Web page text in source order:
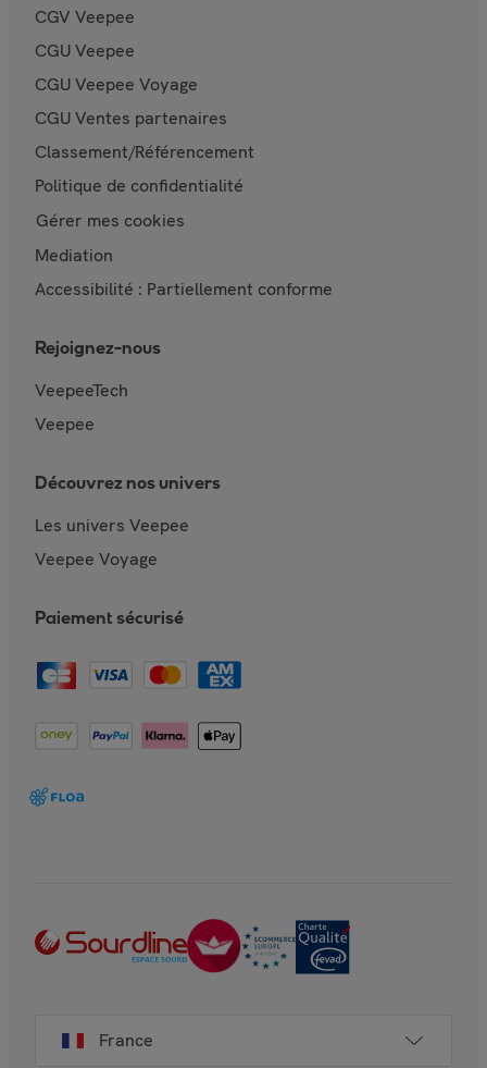
CGV Veepee
CGU Veepee
CGU Veepee Voyage
CGU Ventes partenaires
Classement/Référencement
Politique de confidentialité
Gérer mes cookies
Mediation
Accessibilité : Partiellement conforme
Rejoignez-nous
VeepeeTech
Veepee
Découvrez nos univers
Les univers Veepee
Veepee Voyage
Paiement sécurisé
France